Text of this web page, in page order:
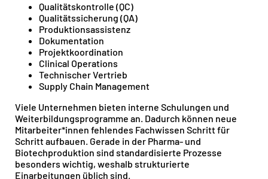
Qualitätskontrolle (QC)
Qualitätssicherung (QA)
Produktionsassistenz
Dokumentation
Projektkoordination
Clinical Operations
Technischer Vertrieb
Supply Chain Management
Viele Unternehmen bieten interne Schulungen und
Weiterbildungsprogramme an. Dadurch können neue
Mitarbeiter*innen fehlendes Fachwissen Schritt für
Schritt aufbauen. Gerade in der Pharma- und
Biotechproduktion sind standardisierte Prozesse
besonders wichtig, weshalb strukturierte
Einarbeitungen üblich sind.